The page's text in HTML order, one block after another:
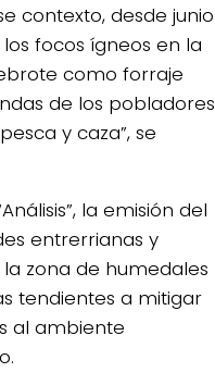
contexto, desde junio
focos ígneos en la
como forraje
de los pobladores
y caza”, se
la emisión del
entrerrianas y
zona de humedales
tendientes a mitigar
al ambiente